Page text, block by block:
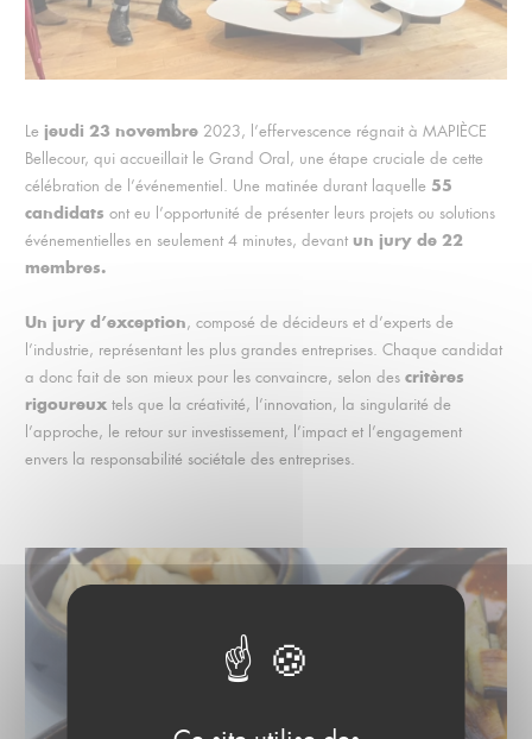
Le jeudi 23 novembre2023, l’effervescence régnait à MAPIÈCE
Bellecour, qui accueillait le Grand Oral, une étape cruciale de cette
célébration de l’événementiel. Une matinée durant laquelle 55
candidats ont eu l’opportunité de présenter leurs projets ou solutions
événementielles en seulement 4 minutes, devant un jury de 22
membres.
Un jury d’exception, composé de décideurs et d’experts de
l’industrie, représentant les plus grandes entreprises. Chaque candidat
a donc fait de son mieux pour les convaincre, selon des critères
rigoureuxtels que la créativité, l’innovation, la singularité de
l’approche, le retour sur investissement, l’impact et l’engagement
envers la responsabilité sociétale des entreprises.